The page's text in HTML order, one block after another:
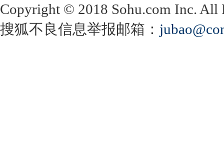
Copyright © 2018 Sohu.com Inc.
搜狐不良信息举报邮箱：